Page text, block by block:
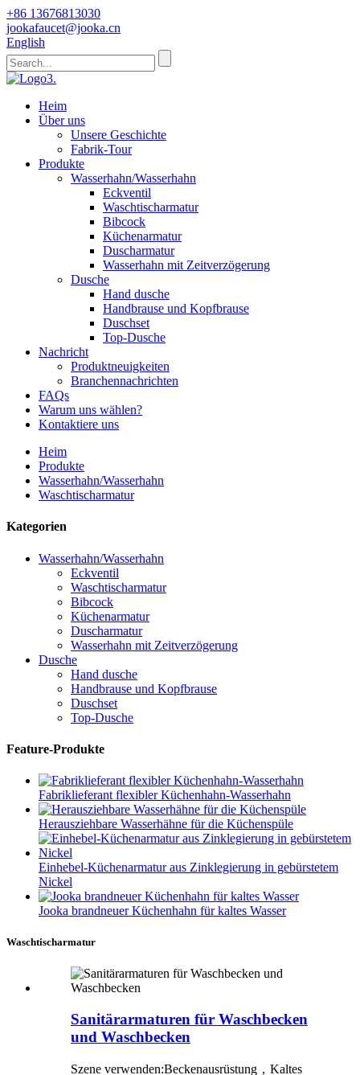
+86 13676813030
jookafaucet@jooka.cn
English
Heim
Über uns
Unsere Geschichte
Fabrik-Tour
Produkte
Wasserhahn/Wasserhahn
Eckventil
Waschtischarmatur
Bibcock
Küchenarmatur
Duscharmatur
Wasserhahn mit Zeitverzögerung
Dusche
Hand dusche
Handbrause und Kopfbrause
Duschset
Top-Dusche
Nachricht
Produktneuigkeiten
Branchennachrichten
FAQs
Warum uns wählen?
Kontaktiere uns
Heim
Produkte
Wasserhahn/Wasserhahn
Waschtischarmatur
Kategorien
Wasserhahn/Wasserhahn
Eckventil
Waschtischarmatur
Bibcock
Küchenarmatur
Duscharmatur
Wasserhahn mit Zeitverzögerung
Dusche
Hand dusche
Handbrause und Kopfbrause
Duschset
Top-Dusche
Feature-Produkte
Fabriklieferant flexibler Küchenhahn-Wasserhahn
Herausziehbare Wasserhähne für die Küchenspüle
Einhebel-Küchenarmatur aus Zinklegierung in gebürstetem
Nickel
Jooka brandneuer Küchenhahn für kaltes Wasser
Waschtischarmatur
Sanitärarmaturen für Waschbecken
und Waschbecken
Szene verwenden:Beckenausrüstung ， Kaltes